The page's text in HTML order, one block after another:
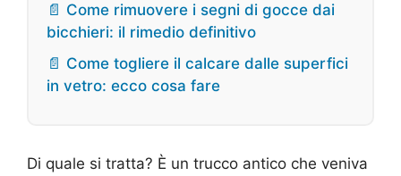
📄 Come rimuovere i segni di gocce dai
bicchieri: il rimedio definitivo
📄 Come togliere il calcare dalle superfici
in vetro: ecco cosa fare
Di quale si tratta? È un trucco antico che veniva